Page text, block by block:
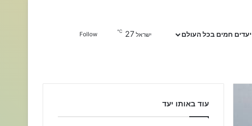
יעדים חמים בכל העולם ישראל 27
℃
Follow
עוד באותו יעד